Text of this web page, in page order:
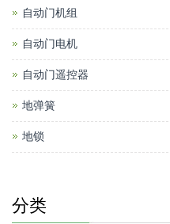
自动门机组
自动门电机
自动门遥控器
地弹簧
地锁
分类